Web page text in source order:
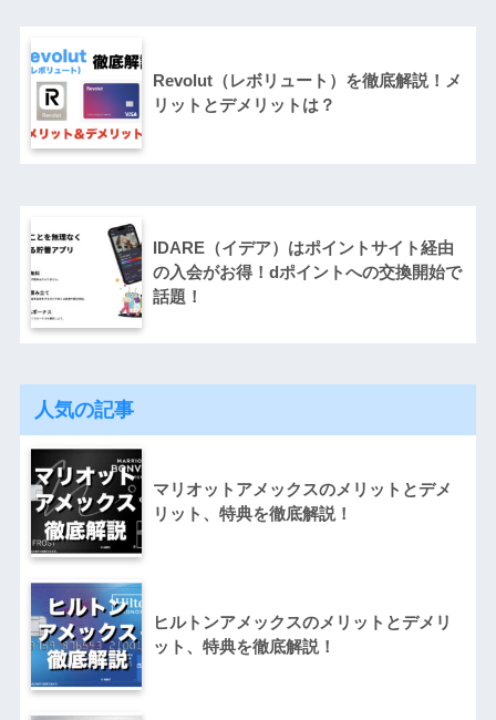
Revolut（レボリュート）を徹底解説！メ
リットとデメリットは？
IDARE（イデア）はポイントサイト経由
の入会がお得！dポイントへの交換開始で
話題！
人気の記事
マリオットアメックスのメリットとデメ
リット、特典を徹底解説！
ヒルトンアメックスのメリットとデメリ
ット、特典を徹底解説！